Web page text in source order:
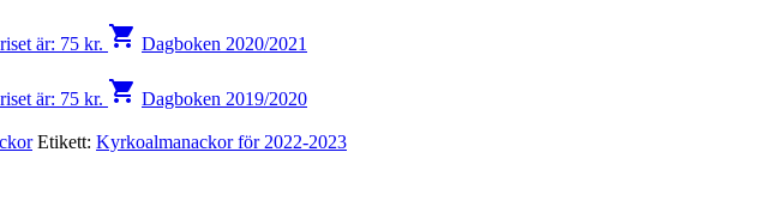
är: 75 kr. shopping_cart Dagboken 2020/2021
är: 75 kr. shopping_cart Dagboken 2019/2020
Etikett: Kyrkoalmanackor för 2022-2023